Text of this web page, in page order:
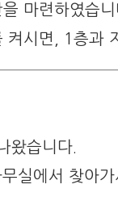
마련하였습니
켜시면, 1층과
왔습니다.
실에서 찾아가